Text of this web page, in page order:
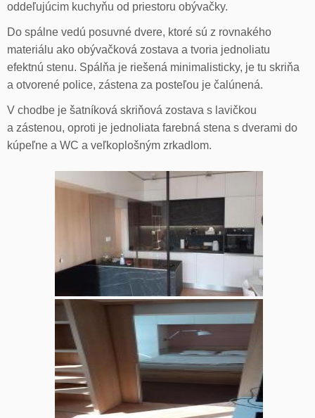
oddeľujúcim kuchyňu od priestoru obývačky.
Do spálne vedú posuvné dvere, ktoré sú z rovnakého
materiálu ako obývačková zostava a tvoria jednoliatu
efektnú stenu. Spálňa je riešená minimalisticky, je tu skriňa
a otvorené police, zástena za posteľou je čalúnená.
V chodbe je šatníková skriňová zostava s lavičkou
a zástenou, oproti je jednoliata farebná stena s dverami do
kúpeľne a WC a veľkoplošným zrkadlom.